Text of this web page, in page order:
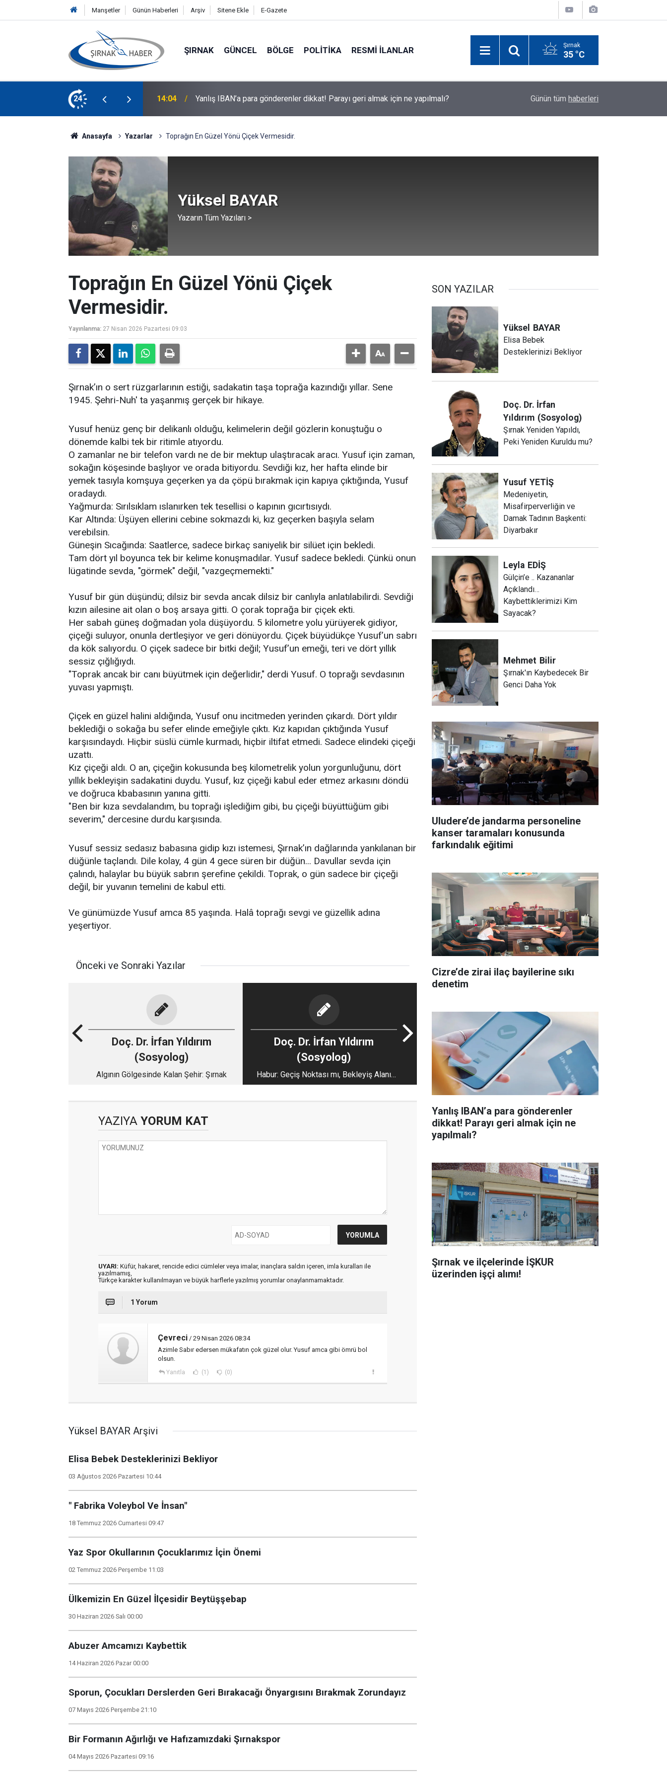
Manşetler Günün Haberleri Arşiv Sitene Ekle E-Gazete
ŞIRNAK GÜNCEL BÖLGE POLITIKA RESMI İLANLAR Şırnak
35 °C
24
Parayı geri almak için ne yapılmalı? 12:48 Şırnak ve ilçelerinde İŞKUR üzerinden işçi alımı! Bakan Gürlek 2 çocuğun ölümünün ardındaki
Günün tüm haberleri
Anasayfa Yazarlar Toprağın En Güzel Yönü Çiçek Vermesidir.
Yüksel BAYAR
Yazarın Tüm Yazıları >
Toprağın En Güzel Yönü Çiçek
Vermesidir.
Yayınlanma: 27 Nisan 2026 Pazartesi 09:03
Şırnak’ın o sert rüzgarlarının estiği, sadakatin taşa toprağa kazındığı yıllar. Sene
1945. Şehri-Nuh' ta yaşanmış gerçek bir hikaye.
Yusuf henüz genç bir delikanlı olduğu, kelimelerin değil gözlerin konuştuğu o
dönemde kalbi tek bir ritimle atıyordu.
​O zamanlar ne bir telefon vardı ne de bir mektup ulaştıracak aracı. Yusuf için zaman,
sokağın köşesinde başlıyor ve orada bitiyordu. Sevdiği kız, her hafta elinde bir
yemek tasıyla komşuya geçerken ya da çöpü bırakmak için kapıya çıktığında, Yusuf
oradaydı.
​Yağmurda: Sırılsıklam ıslanırken tek tesellisi o kapının gıcırtısıydı.
​Kar Altında: Üşüyen ellerini cebine sokmazdı ki, kız geçerken başıyla selam
verebilsin.
​Güneşin Sıcağında: Saatlerce, sadece birkaç saniyelik bir silüet için bekledi.
​Tam dört yıl boyunca tek bir kelime konuşmadılar. Yusuf sadece bekledi. Çünkü onun
lügatinde sevda, "görmek" değil, "vazgeçmemekti."
​Yusuf bir gün düşündü; dilsiz bir sevda ancak dilsiz bir canlıyla anlatılabilirdi. Sevdiği
kızın ailesine ait olan o boş arsaya gitti. O çorak toprağa bir çiçek ekti.
​Her sabah güneş doğmadan yola düşüyordu. 5 kilometre yolu yürüyerek gidiyor,
çiçeği suluyor, onunla dertleşiyor ve geri dönüyordu. Çiçek büyüdükçe Yusuf’un sabrı
da kök salıyordu. O çiçek sadece bir bitki değil; Yusuf’un emeği, teri ve dört yıllık
sessiz çığlığıydı.
​"Toprak ancak bir canı büyütmek için değerlidir," derdi Yusuf. O toprağı sevdasının
yuvası yapmıştı.
​Çiçek en güzel halini aldığında, Yusuf onu incitmeden yerinden çıkardı. Dört yıldır
beklediği o sokağa bu sefer elinde emeğiyle çıktı. Kız kapıdan çıktığında Yusuf
karşısındaydı. Hiçbir süslü cümle kurmadı, hiçbir iltifat etmedi. Sadece elindeki çiçeği
uzattı.
​Kız çiçeği aldı. O an, çiçeğin kokusunda beş kilometrelik yolun yorgunluğunu, dört
yıllık bekleyişin sadakatini duydu. Yusuf, kız çiçeği kabul eder etmez arkasını döndü
ve doğruca kbabasının yanına gitti.
​"Ben bir kıza sevdalandım, bu toprağı işlediğim gibi, bu çiçeği büyüttüğüm gibi
severim," dercesine durdu karşısında.
Yusuf sessiz sedasız babasına gidip kızı istemesi, Şırnak’ın dağlarında yankılanan bir
düğünle taçlandı. Dile kolay, 4 gün 4 gece süren bir düğün... Davullar sevda için
çalındı, halaylar bu büyük sabrın şerefine çekildi. Toprak, o gün sadece bir çiçeği
değil, bir yuvanın temelini de kabul etti.
Ve günümüzde Yusuf amca 85 yaşında. Halâ toprağı sevgi ve güzellik adına
yeşertiyor.
Önceki ve Sonraki Yazılar
Doç. Dr. İrfan Yıldırım
(Sosyolog)
Algının Gölgesinde Kalan Şehir: Şırnak
Doç. Dr. İrfan Yıldırım
(Sosyolog)
Habur: Geçiş Noktası mı, Bekleyiş Alanı
mı?
YAZIYA YORUM KAT
UYARI: Küfür, hakaret, rencide edici cümleler veya imalar, inançlara saldırı içeren, imla kuralları ile
yazılmamış,
Türkçe karakter kullanılmayan ve büyük harflerle yazılmış yorumlar onaylanmamaktadır.
1 Yorum
Çevreci / 29 Nisan 2026 08:34
Azimle Sabır edersen mükafatın çok güzel olur. Yusuf amca gibi ömrü bol
olsun.
Yanıtla (1) (0)
Yüksel BAYAR Arşivi
Elisa Bebek Desteklerinizi Bekliyor
03 Ağustos 2026 Pazartesi 10:44
" Fabrika Voleybol Ve İnsan"
18 Temmuz 2026 Cumartesi 09:47
Yaz Spor Okullarının Çocuklarımız İçin Önemi
02 Temmuz 2026 Perşembe 11:03
Ülkemizin En Güzel İlçesidir Beytüşşebap
30 Haziran 2026 Salı 00:00
Abuzer Amcamızı Kaybettik
14 Haziran 2026 Pazar 00:00
Sporun, Çocukları Derslerden Geri Bırakacağı Önyargısını Bırakmak Zorundayız
07 Mayıs 2026 Perşembe 21:10
Bir Formanın Ağırlığı ve Hafızamızdaki Şırnakspor
04 Mayıs 2026 Pazartesi 09:16
SON YAZILAR
Yüksel BAYAR
Elisa Bebek
Desteklerinizi Bekliyor
Doç. Dr. İrfan
Yıldırım (Sosyolog)
Şırnak Yeniden Yapıldı,
Peki Yeniden Kuruldu mu?
Yusuf YETİŞ
Medeniyetin,
Misafirperverliğin ve
Damak Tadının Başkenti:
Diyarbakır
Leyla EDİŞ
Gülçin’e .. Kazananlar
Açıklandı…
Kaybettiklerimizi Kim
Sayacak?
Mehmet Bilir
Şırnak'ın Kaybedecek Bir
Genci Daha Yok
Uludere’de jandarma personeline
kanser taramaları konusunda
farkındalık eğitimi
Cizre’de zirai ilaç bayilerine sıkı
denetim
Yanlış IBAN’a para gönderenler
dikkat! Parayı geri almak için ne
yapılmalı?
Şırnak ve ilçelerinde İŞKUR
üzerinden işçi alımı!